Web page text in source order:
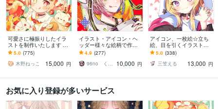
可愛さに極振りしたイラ
ストを制作いたします ★
商用利用＆二次利用込
み！ミニキャラは小物２
点まで無料！★
5.0 (775)
木野ねっこ
15,000 円
イラスト・アイコン・ヘ
ッダー様々な絵柄で作成
します 商用可！似顔絵・
ブログ・インスタ・動画
配信サムネ等用途様々！
4.9 (277)
96no くろの
10,000 円
アイコン、一枚絵☆立ち
絵、目を引くイラスト描
きます イリアム、サム
ネ、live2D、YouTube、歌
ってみたも
5.0 (338)
三笠える
13,000 円
お気に入り登録が多いサービス